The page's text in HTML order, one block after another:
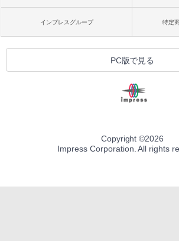
インプレスグループ 特定
PC版で見る
Copyright ©2026
Impress Corporation. All rights